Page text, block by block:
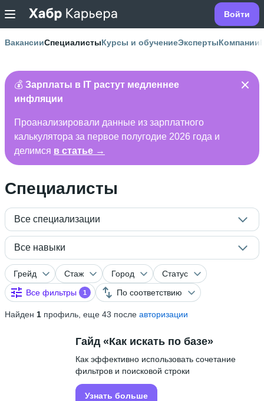
Войти
ВакансииСпециалистыКурсы и обучениеЭкспертыКомпании
💰 Зарплаты в IT растут медленнее
инфляции
Проанализировали данные из зарплатного
калькулятора за первое полугодие 2026 года и
делимся в статье →
Специалисты
Все специализации
Все навыки
Грейд Стаж Город
Статус
Все фильтры
1 По соответствию
Найден 1 профиль, еще 43 после авторизации
Гайд «Как искать по базе»
Как эффективно использовать сочетание
фильтров и поисковой строки
Узнать больше